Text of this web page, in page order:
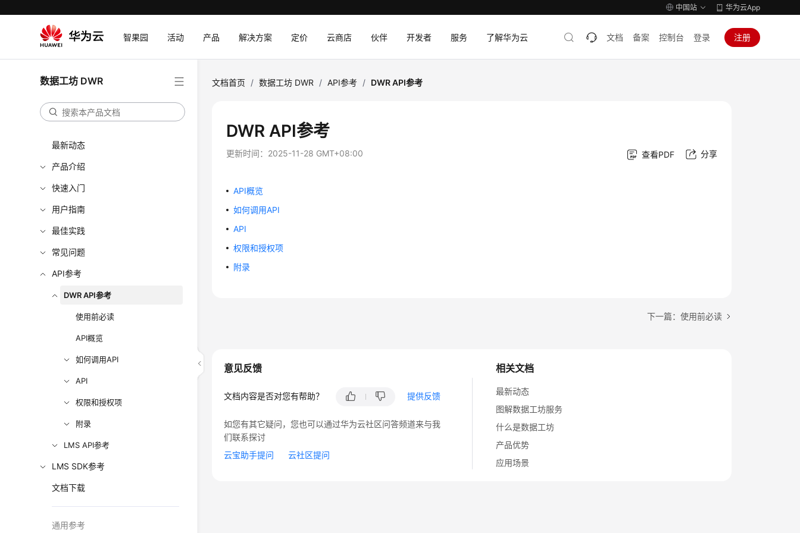
中国站 华为云App
智果园 活动 产品 解决方案 定价 云商店 伙伴 开发者 服务 了解华为云 文档 备案 控制台 登录 注册
数据工坊 DWR
最新动态
产品介绍
快速入门
用户指南
最佳实践
常见问题
API参考
DWR API参考
使用前必读
API概览
如何调用API
API
权限和授权项
附录
LMS API参考
LMS SDK参考
文档下载
通用参考
文档首页 / 数据工坊 DWR / API参考 / DWR API参考
DWR API参考
更新时间： 2025-11-28 GMT+08:00 查看PDF 分享
API概览
如何调用API
API
权限和授权项
附录
下一篇：使用前必读
相关文档
最新动态
图解数据工坊服务
什么是数据工坊
产品优势
应用场景
意见反馈
文档内容是否对您有帮助？ 提供反馈
如您有其它疑问，您也可以通过华为云社区问答频道来与我
们联系探讨
云宝助手提问
云社区提问